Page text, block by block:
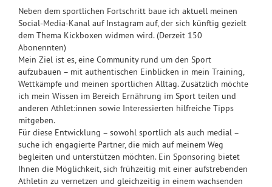
Neben dem sportlichen Fortschritt baue ich aktuell meinen
Social-Media-Kanal auf Instagram auf, der sich künftig gezielt
dem Thema Kickboxen widmen wird. (Derzeit 150
Abonennten)
Mein Ziel ist es, eine Community rund um den Sport
aufzubauen – mit authentischen Einblicken in mein Training,
Wettkämpfe und meinen sportlichen Alltag. Zusätzlich möchte
ich mein Wissen im Bereich Ernährung im Sport teilen und
anderen Athlet:innen sowie Interessierten hilfreiche Tipps
mitgeben.
Für diese Entwicklung – sowohl sportlich als auch medial –
suche ich engagierte Partner, die mich auf meinem Weg
begleiten und unterstützen möchten. Ein Sponsoring bietet
Ihnen die Möglichkeit, sich frühzeitig mit einer aufstrebenden
Athletin zu vernetzen und gleichzeitig in einem wachsenden